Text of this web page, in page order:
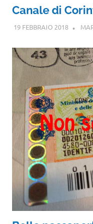
Canale di
19 FEBBRAIO 2018